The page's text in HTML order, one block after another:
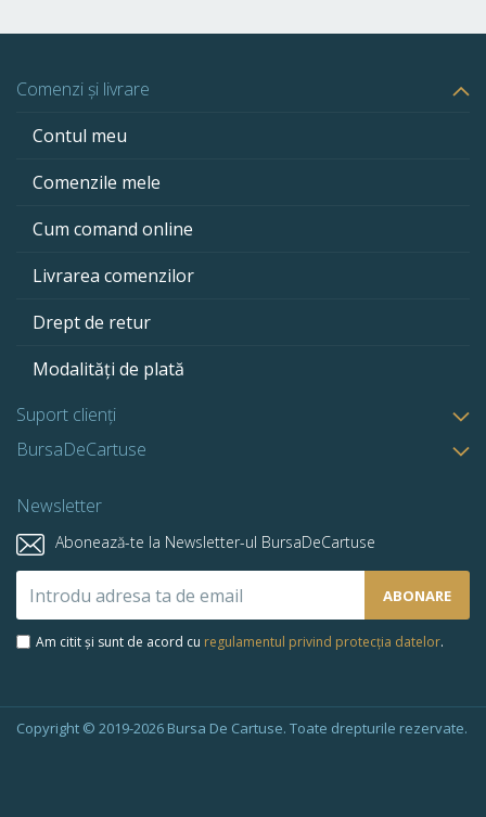
Comenzi și livrare
Contul meu
Comenzile mele
Cum comand online
Livrarea comenzilor
Drept de retur
Modalități de plată
Suport clienți
BursaDeCartuse
Newsletter
Abonează-te la Newsletter-ul BursaDeCartuse
la
newsletter-
ABONARE
Am citit și sunt de acord cu regulamentul privind protecția datelor.
Copyright © 2019-2026 Bursa De Cartuse. Toate drepturile rezervate.